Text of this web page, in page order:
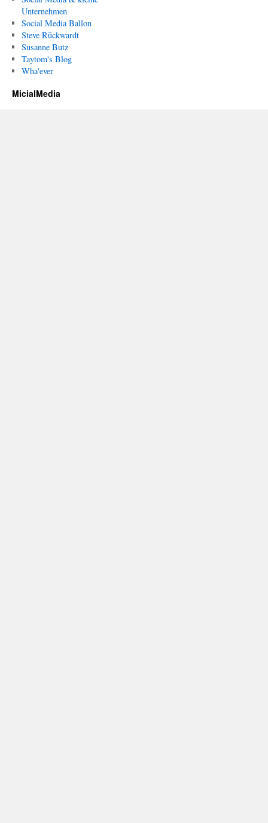
Unternehmen
Social Media Ballon
Steve Rückwardt
Susanne Butz
Taytom's Blog
Wha'ever
MicialMedia